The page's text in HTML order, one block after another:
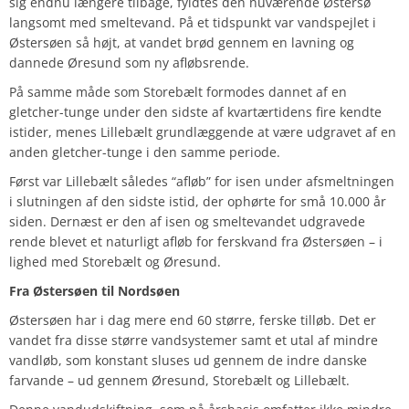
langsomt med smeltevand. På et tidspunkt var vandspejlet i
Østersøen så højt, at vandet brød gennem en lavning og
dannede Øresund som ny afløbsrende.
På samme måde som Storebælt formodes dannet af en
gletcher-tunge under den sidste af kvartærtidens fire kendte
istider, menes Lillebælt grundlæggende at være udgravet af en
anden gletcher-tunge i den samme periode.
Først var Lillebælt således “afløb” for isen under afsmeltningen
i slutningen af den sidste istid, der ophørte for små 10.000 år
siden. Dernæst er den af isen og smeltevandet udgravede
rende blevet et naturligt afløb for ferskvand fra Østersøen – i
lighed med Storebælt og Øresund.
Fra Østersøen til Nordsøen
Østersøen har i dag mere end 60 større, ferske tilløb. Det er
vandet fra disse større vandsystemer samt et utal af mindre
vandløb, som konstant sluses ud gennem de indre danske
farvande – ud gennem Øresund, Storebælt og Lillebælt.